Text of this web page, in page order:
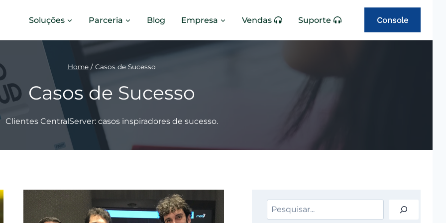
Soluções Parceria Blog Empresa Vendas Suporte Console
Home / Casos de Sucesso
Casos de Sucesso
Clientes CentralServer: casos inspiradores de sucesso.
Pesquisar